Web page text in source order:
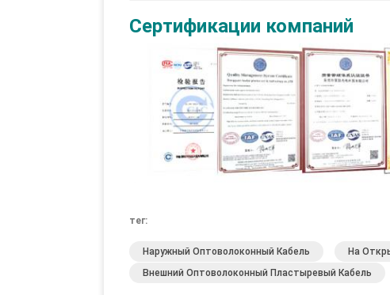
Сертификации компаний
тег:
Наружный Оптоволоконный Кабель
На
Внешний Оптоволоконный Пластыревый Кабель